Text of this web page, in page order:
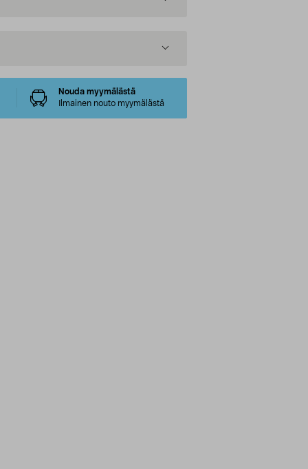
Nouda myymälästä
Ilmainen nouto myymälästä